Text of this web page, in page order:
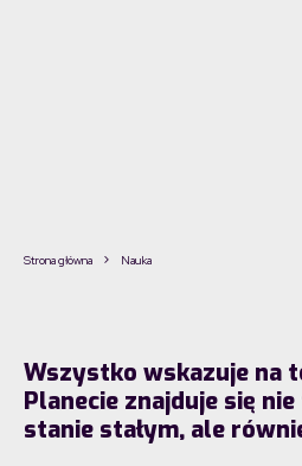
Strona główna Nauka
Wszystko wskazuje na
Planecie znajduje się
stanie stałym, ale